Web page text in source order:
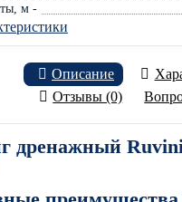
м -
Описание
Отзывы (0)
дренажный